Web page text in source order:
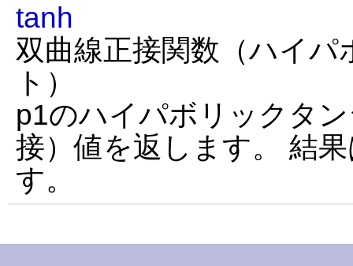
tanh
双曲線正接関数（ハイ
ト）
p1のハイパボリックタ
接）値を返します。 結
す。